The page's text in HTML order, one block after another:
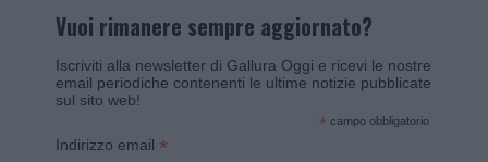
Vuoi rimanere sempre aggiornato?
Iscriviti alla newsletter di Gallura Oggi e ricevi le nostre
email periodiche contenenti le ultime notizie pubblicate
sul sito web!
* campo obbligatorio
Indirizzo email *